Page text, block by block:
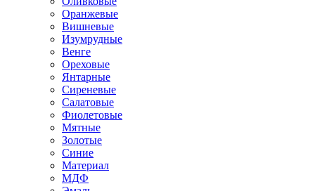
Оранжевые
Вишневые
Изумрудные
Венге
Ореховые
Янтарные
Сиреневые
Салатовые
Фиолетовые
Мятные
Золотые
Синие
Материал
МДФ